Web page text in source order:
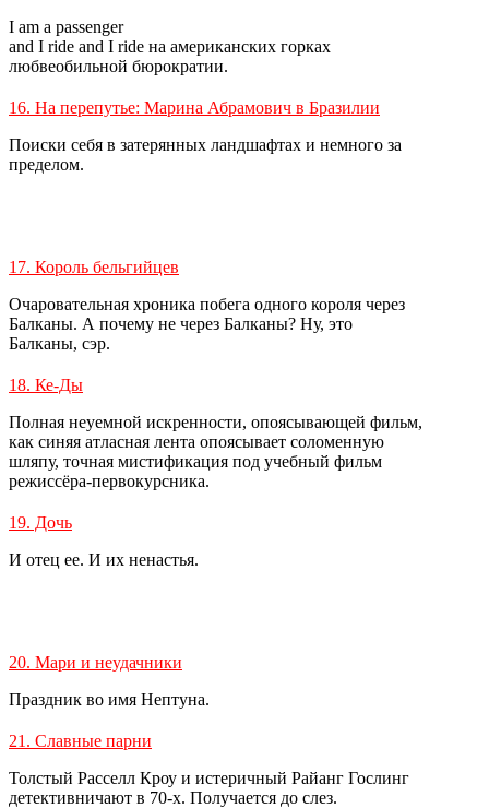
I am a passenger
and I ride and I ride на американских горках
любвеобильной бюрократии.
16. На перепутье: Марина Абрамович в Бразилии
Поиски себя в затерянных ландшафтах и немного за
пределом.
17. Король бельгийцев
Очаровательная хроника побега одного короля через
Балканы. А почему не через Балканы? Ну, это
Балканы, сэр.
18. Ке-Ды
Полная неуемной искренности, опоясывающей фильм,
как синяя атласная лента опоясывает соломенную
шляпу, точная мистификация под учебный фильм
режиссёра-первокурсника.
19. Дочь
И отец ее. И их ненастья.
20. Мари и неудачники
Праздник во имя Нептуна.
21. Славные парни
Толстый Расселл Кроу и истеричный Райанг Гослинг
детективничают в 70-х. Получается до слез.